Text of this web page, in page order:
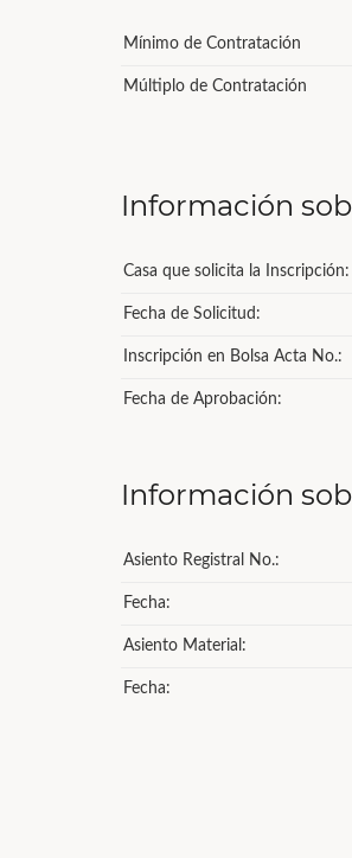
Mínimo de Contratación
Múltiplo de Contratación
Información
Casa que solicita la Inscripción:
Fecha de Solicitud:
Inscripción en Bolsa Acta No.:
Fecha de Aprobación:
Información
Asiento Registral No.:
Fecha:
Asiento Material:
Fecha: